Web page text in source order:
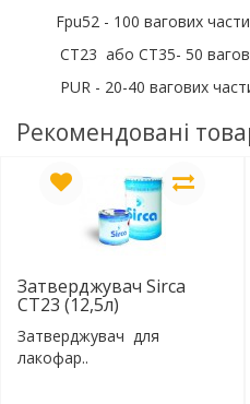
Fpu52 - 100 вагових
CT23 або СТ35- 50
PUR - 20-40 вагових
Рекомендовані
Затверджувач Sirca
СТ23 (12,5л)
Затверджувач для
лакофар..